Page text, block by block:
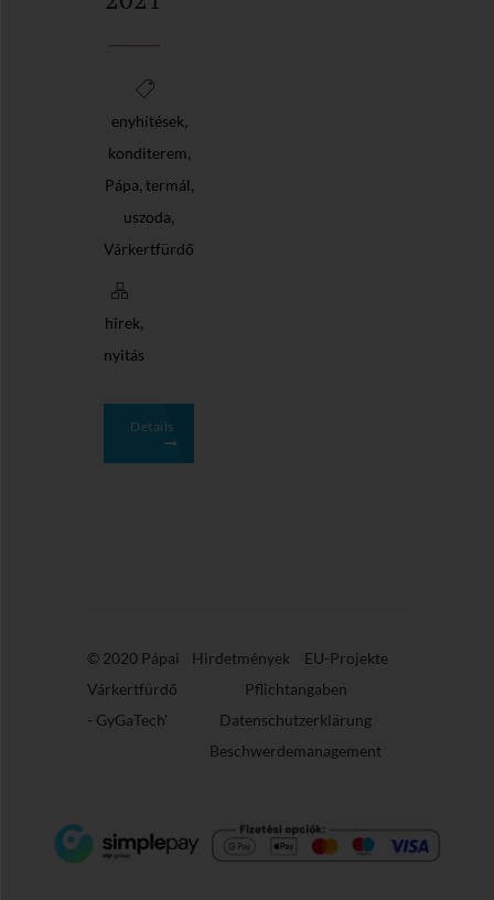
enyhítések,
konditerem,
Pápa, termál,
uszoda,
Várkertfürdő
hirek,
nyitás
Details
© 2020 Pápai
Várkertfürdő
- GyGaTech'
Hirdetmények
EU-Projekte
Pflichtangaben
Datenschutzerklärung
Beschwerdemanagement